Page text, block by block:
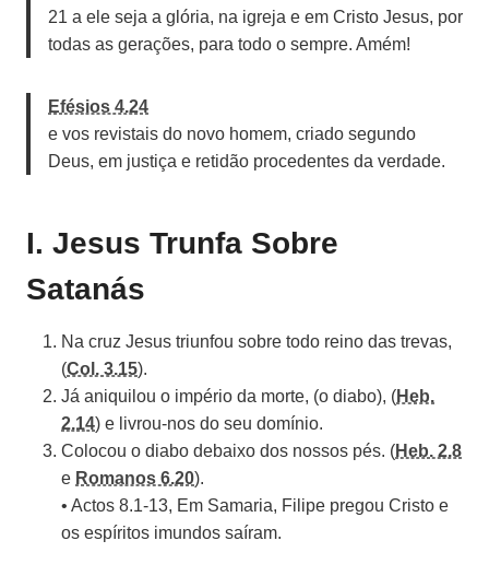
21 a ele seja a glória, na igreja e em Cristo Jesus, por
todas as gerações, para todo o sempre. Amém!
Efésios 4.24
e vos revistais do novo homem, criado segundo
Deus, em justiça e retidão procedentes da verdade.
I. Jesus Trunfa Sobre
Satanás
Na cruz Jesus triunfou sobre todo reino das trevas,
(Col. 3.15).
Já aniquilou o império da morte, (o diabo), (Heb.
2.14) e livrou-nos do seu domínio.
Colocou o diabo debaixo dos nossos pés. (Heb. 2.8
e Romanos 6.20).
• Actos 8.1-13, Em Samaria, Filipe pregou Cristo e
os espíritos imundos saíram.